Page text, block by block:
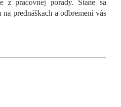
z pracovnej porady. Stane sa
prednáškach a odbremení vás